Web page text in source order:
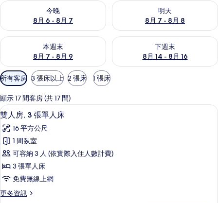
今晚
8月 6 - 8月 7
查看今晚 (8月 6 - 8月 7) 的供應情況
明天
8月 7 - 8月 8
查看明天 (8月 7 - 8月 8) 的供
本週末
8月 7 - 8月 9
查看本週末 (8月 7 - 8月 9) 的供應情況
下週末
8月 14 - 8月 16
查看下週末 (8月 14 - 8月 16)
可
用
的
客
房
篩
選
條
所有客房 3 張床以上 2 張床 1 張床
顯示 17 間客房 (共 17 間)
顯
示
雙
人
房,
3
張
單
客房內保險箱、遮光布/窗簾、隔音、
5
雙人房, 3 張單人床
16 平方公尺
1 間臥室
可容納 3 人 (依實際入住人數計費)
3 張單人床
免費無線上網
更多資訊
更